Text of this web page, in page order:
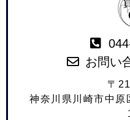
お問い
〒
神奈川県川崎市中